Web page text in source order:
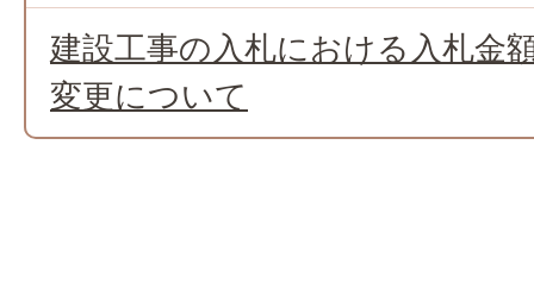
建設工事の入札における入札金
変更について